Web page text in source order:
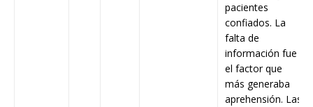
pacientes
confiados. La
falta de
información fue
el factor que
más generaba
aprehensión. Las